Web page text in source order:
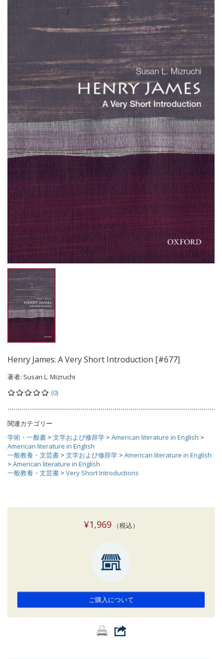
Henry James: A Very Short Introduction [#677]
著者: Susan L. Mizruchi
(0)
関連カテゴリー
学術・一般書 > 文学および修辞学 > American literature in English >
American literature in English
一般教養・文芸書 > 文学および修辞学 > American literature in English
> American literature in English
一般教養・文芸書 > Very Short Introductions
¥1,969（税込）
ご購入について